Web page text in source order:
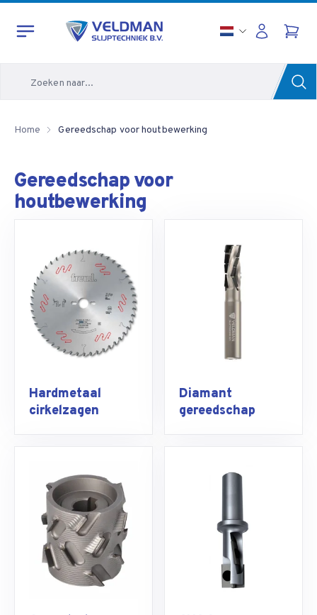
Home Gereedschap voor houtbewerking
Gereedschap voor
houtbewerking
Hardmetaal
cirkelzagen
Diamant
gereedschap